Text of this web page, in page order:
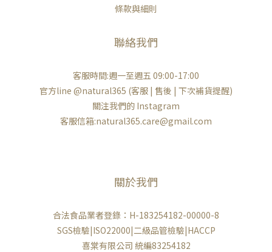
條款與細則
聯絡我們
客服時間:週一至週五 09:00-17:00
官方line @natural365 (客服 | 售後 | 下次補貨提醒)
關注我們的 Instagram
客服信箱:natural365.care@gmail.com
關於我們
合法食品業者登錄：H-183254182-00000-8
​SGS檢驗|ISO22000|二級品管檢驗|HACCP
喜棠有限公司 統編83254182